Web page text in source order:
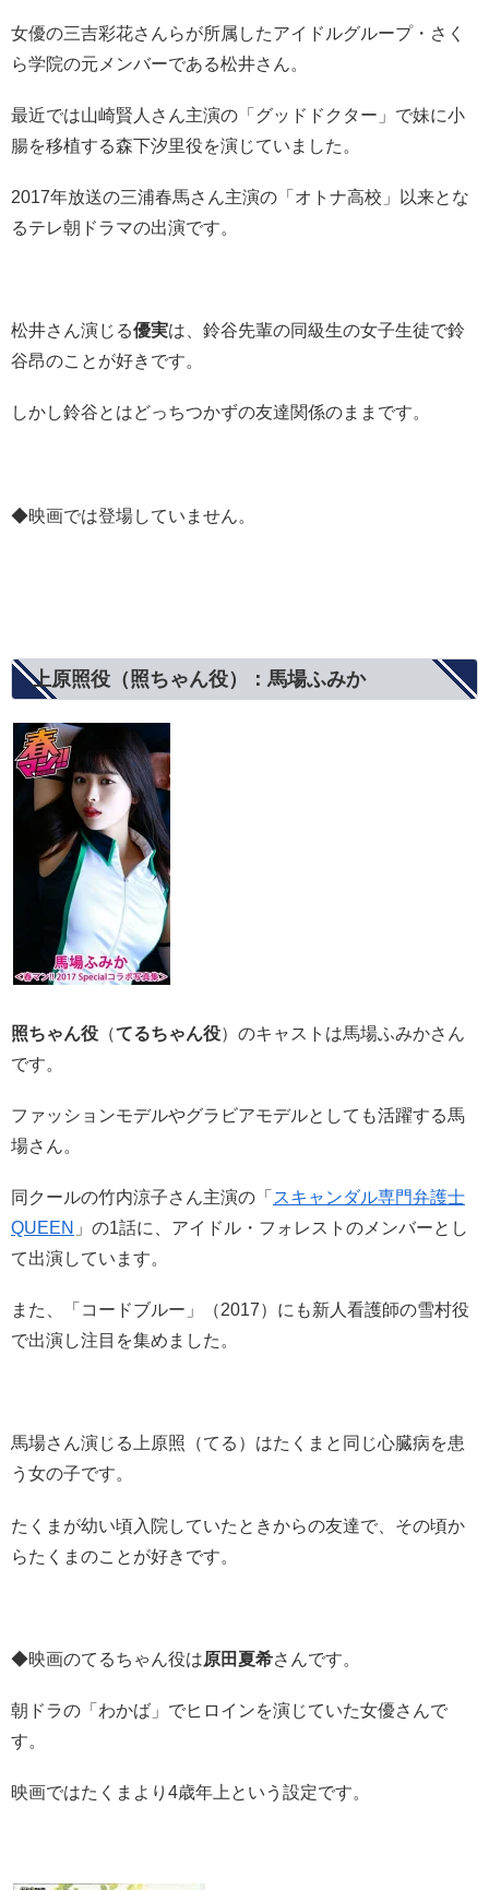
女優の三吉彩花さんらが所属したアイドルグループ・さく
ら学院の元メンバーである松井さん。
最近では山崎賢人さん主演の「グッドドクター」で妹に小
腸を移植する森下汐里役を演じていました。
2017年放送の三浦春馬さん主演の「オトナ高校」以来とな
るテレ朝ドラマの出演です。
松井さん演じる優実は、鈴谷先輩の同級生の女子生徒で鈴
谷昂のことが好きです。
しかし鈴谷とはどっちつかずの友達関係のままです。
◆映画では登場していません。
上原照役（照ちゃん役）：馬場ふみか
照ちゃん役 （てるちゃん役）のキャストは馬場ふみかさん
です。
ファッションモデルやグラビアモデルとしても活躍する馬
場さん。
同クールの竹内涼子さん主演の「 スキャンダル専門弁護士
QUEEN 」の1話に、アイドル・フォレストのメンバーとし
て出演しています。
また、「コードブルー」（2017）にも新人看護師の雪村役
で出演し注目を集めました。
馬場さん演じる上原照（てる）はたくまと同じ心臓病を患
う女の子です。
たくまが幼い頃入院していたときからの友達で、その頃か
らたくまのことが好きです。
◆映画のてるちゃん役は原田夏希さんです。
朝ドラの「わかば」でヒロインを演じていた女優さんで
す。
映画ではたくまより4歳年上という設定です。